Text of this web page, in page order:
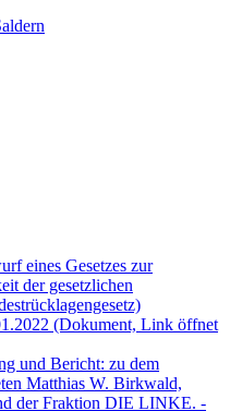
eines Gesetzes zur
der gesetzlichen
(Dokument, Link öffnet
und Bericht: zu dem
Matthias W. Birkwald,
der Fraktion DIE LINKE. -